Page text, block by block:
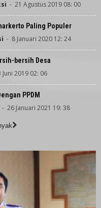
- 21 Agustus 2019 08: 00
Paling Populer
- 8 Januari 2020 12: 24
bersih Desa
Juni 2019 02: 06
PPDM
- 26 Januari 2021 19: 38